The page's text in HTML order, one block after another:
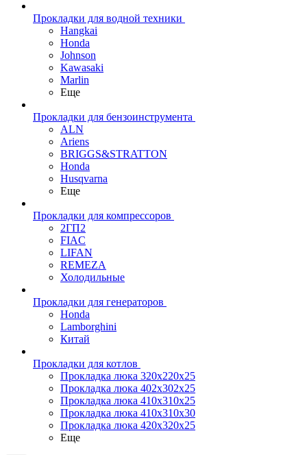
Прокладки для водной техники
Hangkai
Honda
Johnson
Kawasaki
Marlin
Еще
Прокладки для бензоинструмента
ALN
Ariens
BRIGGS&STRATTON
Honda
Husqvarna
Еще
Прокладки для компрессоров
2ГП2
FIAC
LIFAN
REMEZA
Холодильные
Прокладки для генераторов
Honda
Lamborghini
Китай
Прокладки для котлов
Прокладка люка 320x220x25
Прокладка люка 402x302x25
Прокладка люка 410x310x25
Прокладка люка 410х310х30
Прокладка люка 420x320x25
Еще